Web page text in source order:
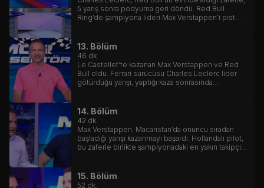
5 yarış sonra podyuma geri döndü. Red Bull
Ring’de şampiyona lideri Max Verstappen’i pist
13. Bölüm
46 dk.
Le Castellet’te kazanan Max Verstappen ve Red
Bull oldu. Ferrari sürücüsü Charles Leclerc lider
götürdüğü yarışı, yaptığı kaza sonrasında
14. Bölüm
42 dk.
Max Verstappen, Macaristan’da onuncu sıradan
başladığı yarışı kazanmayı başardı. Hollandalı pilot,
bu zaferle birlikte şampiyonadaki en yakın takipçisi
15. Bölüm
52 dk.